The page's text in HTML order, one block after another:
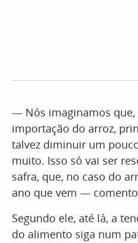
— Nós imaginamos que,
importação do arroz,
talvez diminuir um
muito. Isso só vai ser
safra, que, no caso do
ano que vem —
Segundo ele, até lá, a
do alimento siga num